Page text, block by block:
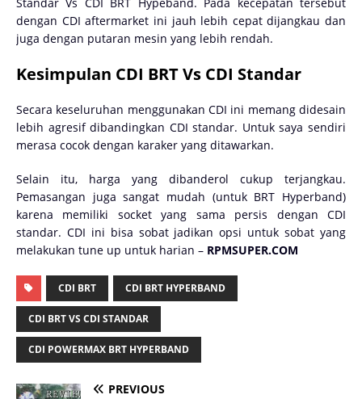
dengan CDI aftermarket ini jauh lebih cepat dijangkau dan
juga dengan putaran mesin yang lebih rendah.
Kesimpulan CDI BRT Vs CDI Standar
Secara keseluruhan menggunakan CDI ini memang didesain
lebih agresif dibandingkan CDI standar. Untuk saya sendiri
merasa cocok dengan karaker yang ditawarkan.
Selain itu, harga yang dibanderol cukup terjangkau.
Pemasangan juga sangat mudah (untuk BRT Hyperband)
karena memiliki socket yang sama persis dengan CDI
standar. CDI ini bisa sobat jadikan opsi untuk sobat yang
melakukan tune up untuk harian – RPMSUPER.COM
CDI BRT CDI BRT HYPERBAND
CDI BRT VS CDI STANDAR
CDI POWERMAX BRT HYPERBAND
PREVIOUS